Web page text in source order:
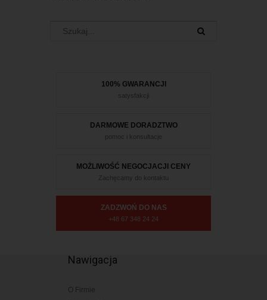
100% GWARANCJI
satysfakcji
DARMOWE DORADZTWO
pomoc i konsultacje
MOŻLIWOŚĆ NEGOCJACJI CENY
Zachęcamy do kontaktu
ZADZWOŃ DO NAS
+48 67 348 24 24
Nawigacja
O Firmie